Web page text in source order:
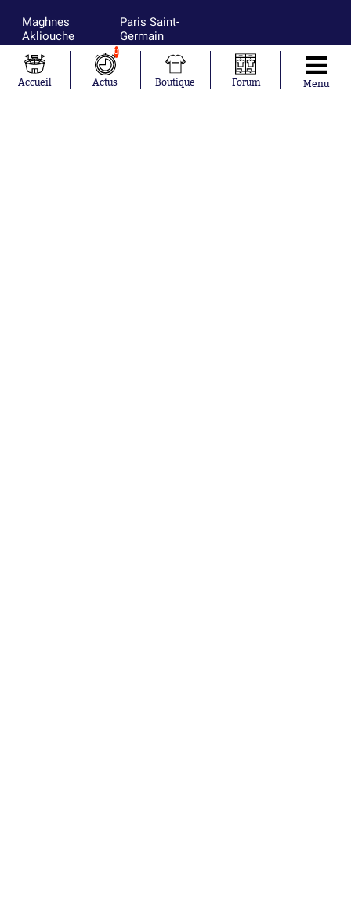
Maghnes
Akliouche
Mohamed
Salah
Lionel Messi
Ferrán Torres
Paris Saint-
Germain
Olympique de
Marseille
Real Madrid
FIFA
Accueil
0
Actus Boutique Forum Menu